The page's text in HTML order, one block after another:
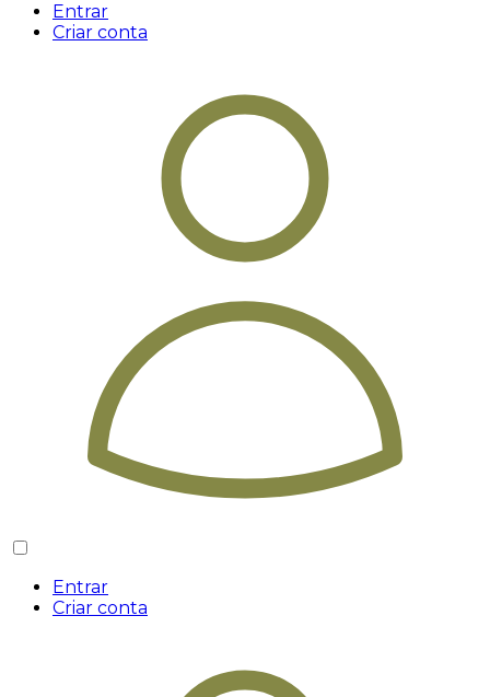
Entrar
Criar conta
Entrar
Criar conta